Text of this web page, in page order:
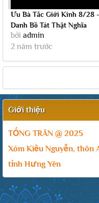
Ưu Bà Tắc Giới Kinh 8/28
Danh Bồ Tát Thật Nghĩa
bởi admin
2 năm trước
Giới thiệu
TỐNG TRÂN @ 2025
Xóm Kiều Nguyễn, thôn
tỉnh Hưng Yên